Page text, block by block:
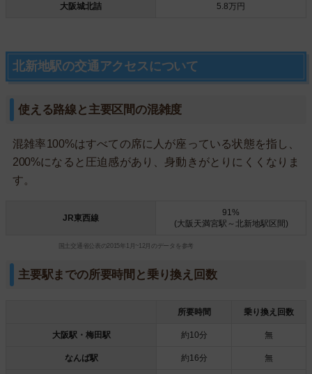
大阪城北詰 5.8万円
北新地駅の交通アクセスについて
使える路線と主要区間の混雑度
混雑率100%はすべての席に人が座っている状態を指し、
200%になると圧迫感があり、身動きがとりにくくなりま
す。
JR東西線
91%
(大阪天満宮駅～北新地駅区間)
国土交通省公表の2015年1月~12月のデータを参考
主要駅までの所要時間と乗り換え回数
所要時間 乗り換え回数
大阪駅・梅田駅 約10分 無
なんば駅 約16分 無